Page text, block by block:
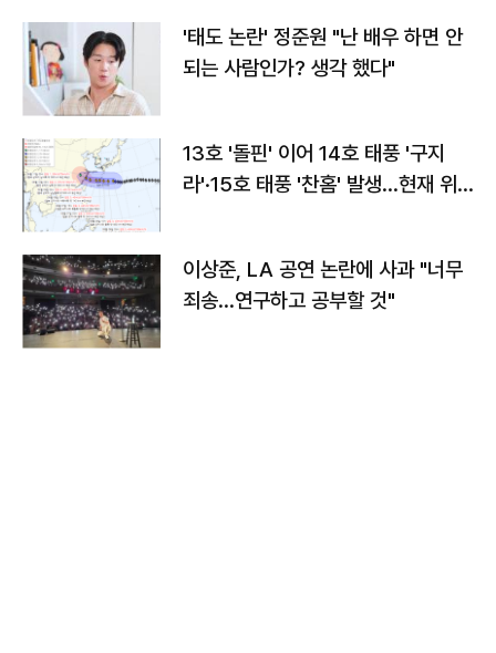
'태도 논란' 정준원 "난 배우 하면 안
되는 사람인가? 생각 했다"
13호 '돌핀' 이어 14호 태풍 '구지
라'·15호 태풍 '찬홈' 발생…현재 위
이상준, LA 공연 논란에 사과 "너무
죄송…연구하고 공부할 것"